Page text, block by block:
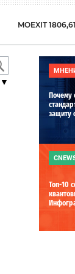
MOEXIT 1806,61
▼
Почему
защиту
Топ-10